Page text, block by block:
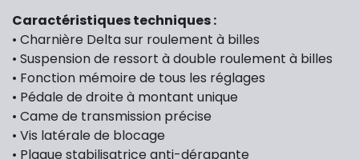
Caractéristiques techniques :
• Charnière Delta sur roulement à billes
• Suspension de ressort à double roulement à billes
• Fonction mémoire de tous les réglages
• Pédale de droite à montant unique
• Came de transmission précise
• Vis latérale de blocage
• Plaque stabilisatrice anti-dérapante